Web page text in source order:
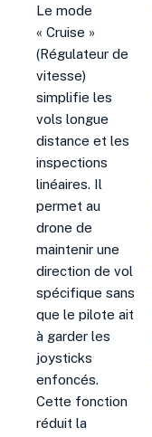
Le mode
« Cruise »
(Régulateur de
vitesse)
simplifie les
vols longue
distance et les
inspections
linéaires. Il
permet au
drone de
maintenir une
direction de vol
spécifique sans
que le pilote ait
à garder les
joysticks
enfoncés.
Cette fonction
réduit la